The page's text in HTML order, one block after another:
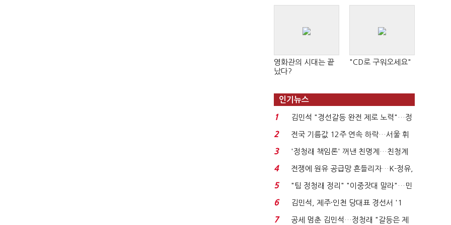
영화관의 시대는 끝
났다?
"CD로 구워오세요"
인기뉴스
1
김민석 "경선갈등 완전 제로 노력"…정
청래 "반명 공세 사...
2
전국 기름값 12주 연속 하락…서울 휘
발윳값 1909원...
3
'정청래 책임론' 꺼낸 친명계…친청계
는 추가투표 때리기...
4
전쟁에 원유 공급망 흔들리자…K-정유,
에너지안보 핵심...
5
"팀 정청래 정리" "이중잣대 말라"…민
주 최고위원 계파 다...
6
김민석, 제주·인천 당대표 경선서 '1
위'(1보)...
7 공세 멈춘 김민석…정청래 "갈등은 제